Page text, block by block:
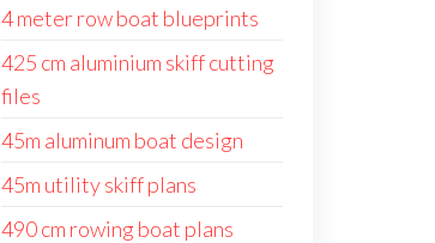
4 meter row boat blueprints
425 cm aluminium skiff cutting
files
45m aluminum boat design
45m utility skiff plans
490 cm rowing boat plans